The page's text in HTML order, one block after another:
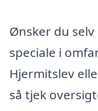
Ønsker du
speciale i
Hjermitslev
så tjek